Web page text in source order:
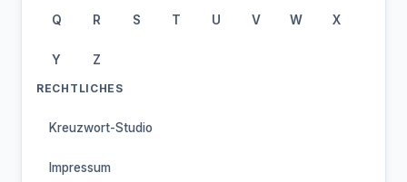
Q R S T U V W X
Y Z
RECHTLICHES
Kreuzwort-Studio
Impressum